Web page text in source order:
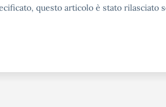
questo articolo è stato